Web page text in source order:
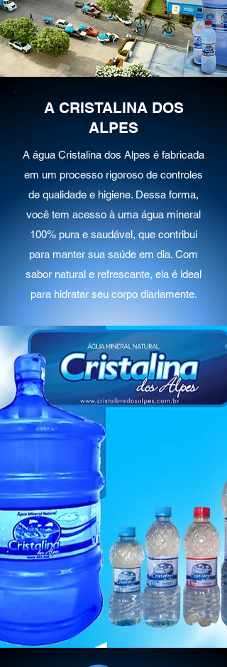
A CRISTALINA DOS
ALPES
A água Cristalina dos Alpes é fabricada
em um processo rigoroso de controles
de qualidade e higiene. Dessa forma,
você tem acesso à uma água mineral
100% pura e saudável, que contribui
para manter sua saúde em dia. Com
sabor natural e refrescante, ela é ideal
para hidratar seu corpo diariamente.